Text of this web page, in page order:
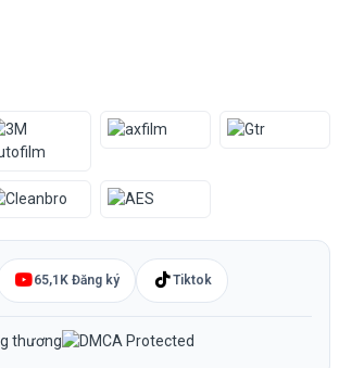
65,1K Đăng ký Tiktok